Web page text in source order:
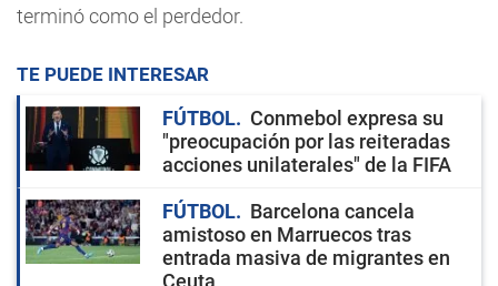
terminó como el perdedor.
TE PUEDE INTERESAR
FÚTBOL
Conmebol expresa su
"preocupación por las reiteradas
acciones unilaterales" de la FIFA
FÚTBOL
Barcelona cancela
amistoso en Marruecos tras
entrada masiva de migrantes en
Ceuta